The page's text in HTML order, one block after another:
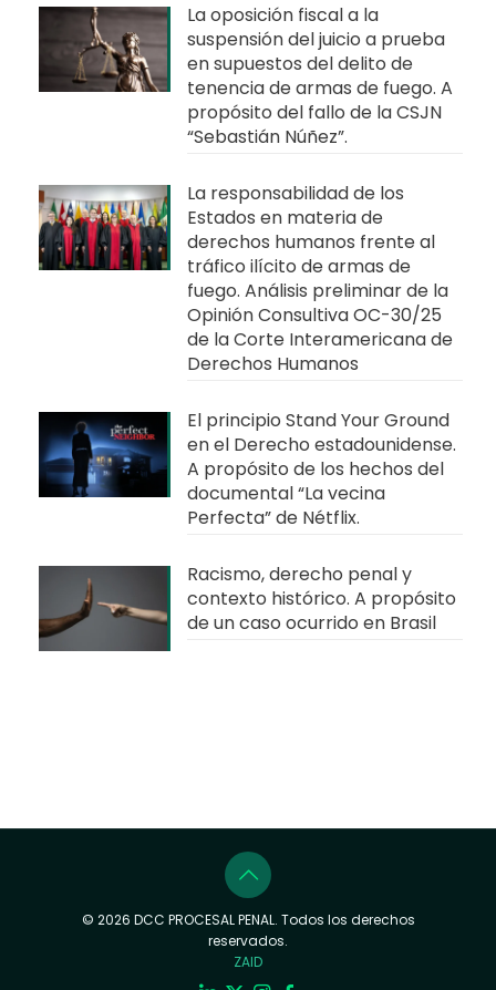
La oposición fiscal a la
suspensión del juicio a prueba
en supuestos del delito de
tenencia de armas de fuego. A
propósito del fallo de la CSJN
“Sebastián Núñez”.
La responsabilidad de los
Estados en materia de
derechos humanos frente al
tráfico ilícito de armas de
fuego. Análisis preliminar de la
Opinión Consultiva OC-30/25
de la Corte Interamericana de
Derechos Humanos
El principio Stand Your Ground
en el Derecho estadounidense.
A propósito de los hechos del
documental “La vecina
Perfecta” de Nétflix.
Racismo, derecho penal y
contexto histórico. A propósito
de un caso ocurrido en Brasil
© 2026 DCC PROCESAL PENAL. Todos los derechos
reservados.
ZAID